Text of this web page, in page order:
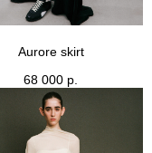
Aurore skirt
68 000 р.